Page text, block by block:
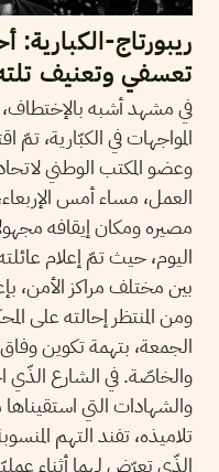
ريبورتاج-
تعسفي وتعنيف
في مشهد أشبه
المواجهات في الكبّارية،
وعضو المكتب الوطني
العمل، مساء أمس
مصيره ومكان إيقافه
اليوم، حيث تمّ إعلام
بين مختلف مراكز الأمن،
الجمعة، بتهمة تكوين وفاق
والخاصّة. في الشارع
والشهادات التي
تلاميذه، تفند التهم
الذّي تعرّض لهما أثناء